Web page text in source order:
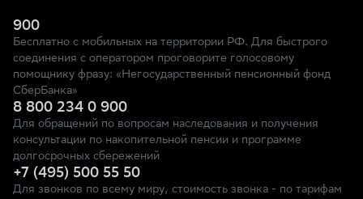
900
Бесплатно с мобильных на территории РФ. Для быстрого
соединения с оператором проговорите голосовому
помощнику фразу: «Негосударственный пенсионный фонд
СберБанка»
8 800 234 0 900
Для обращений по вопросам наследования и получения
консультации по накопительной пенсии и программе
долгосрочных сбережений
+7 (495) 500 55 50
Для звонков по всему миру, стоимость звонка - по тарифам